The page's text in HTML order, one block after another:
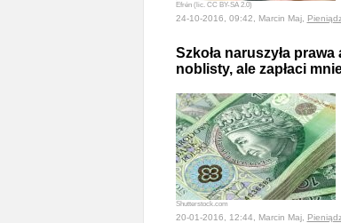
Efrén (lic. CC BY-SA 2.0)
24-10-2016, 09:42, Marcin Maj,
Szkoła naruszyła
noblisty, ale zapłaci
Shutterstock.com
20-01-2016, 12:44, Marcin Maj,